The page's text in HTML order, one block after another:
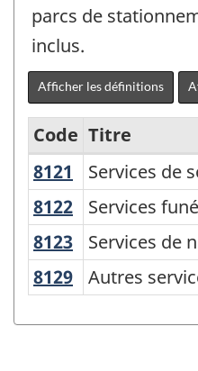
parcs de
inclus.
Afficher les définitions
Variante
du
Système
de
classification
des
Code Titre
8121
Services de
Services de
8122 Services
Services
8123 Services de
Services de
8129 Autres
Autres